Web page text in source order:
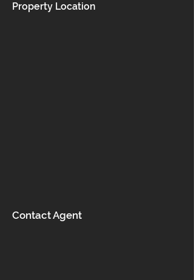
Property Location
Contact Agent